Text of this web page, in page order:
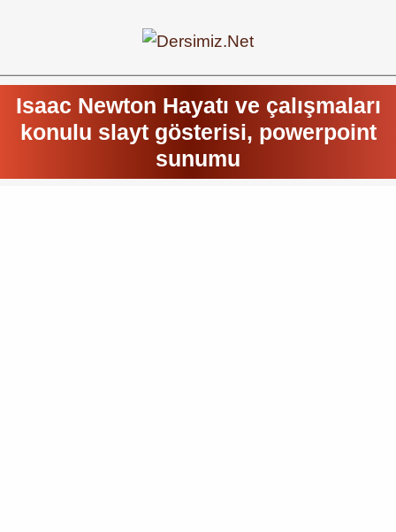
Isaac Newton Hayatı ve çalışmaları
konulu slayt gösterisi, powerpoint
sunumu